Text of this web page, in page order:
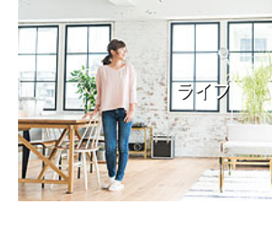
ライフ